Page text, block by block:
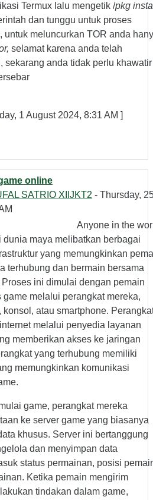
Termux lalu mengetik /pkg
dan tunggu untuk proses
untuk meluncurkan TOR anda
selamat karena anda telah
sekarang anda tidak perlu khawatir
1 August 2024, 8:31 AM ]
online
SATRIO XIIJKT2 - Thursday,
Anyone in the
dunia maya melibatkan berbagai
yang memungkinkan
terhubung dan bermain bersama
ini dimulai dengan pemain
game melalui perangkat mereka,
konsol, atau smartphone.
melalui penyedia layanan
memberikan akses ke jaringan
yang terhubung memiliki
memungkinkan komunikasi
game, perangkat mereka
ke server game yang biasanya
khusus. Server ini bertanggung
dan menyimpan data
status permainan, posisi
Ketika pemain mengirim
tindakan dalam game,